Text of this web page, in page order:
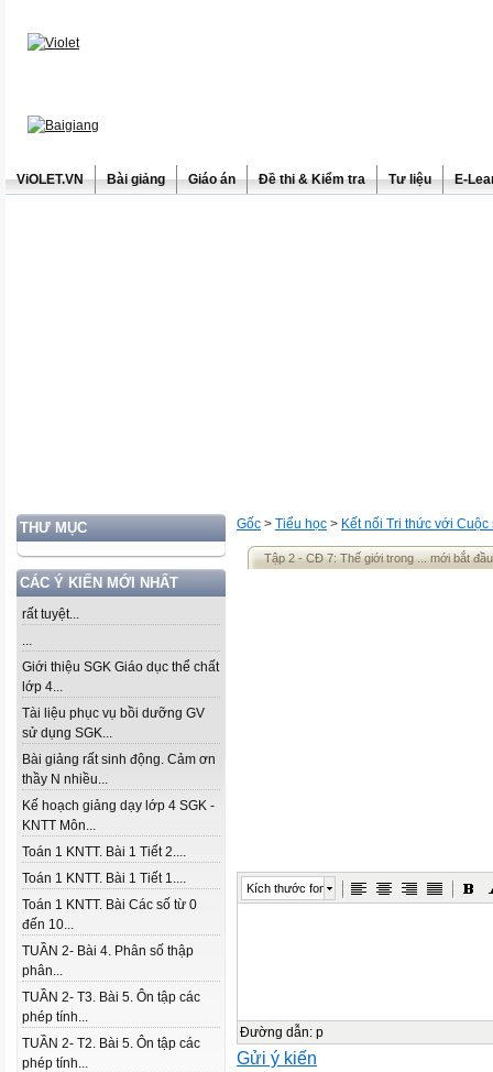
ViOLET.VN Bài giảng Giáo án Đề thi & Kiểm tra Tư liệu E-
THƯ MỤC
CÁC Ý KIẾN MỚI NHẤT
rất tuyệt...
...
Giới thiệu SGK Giáo dục thể chất
lớp 4...
Tài liệu phục vụ bồi dưỡng GV
sử dụng SGK...
Bài giảng rất sinh động. Cảm ơn
thầy N nhiều...
Kế hoạch giảng dạy lớp 4 SGK -
KNTT Môn...
Toán 1 KNTT. Bài 1 Tiết 2....
Toán 1 KNTT. Bài 1 Tiết 1....
Toán 1 KNTT. Bài Các số từ 0
đến 10...
TUẦN 2- Bài 4. Phân số thập
phân...
TUẦN 2- T3. Bài 5. Ôn tập các
phép tính...
TUẦN 2- T2. Bài 5. Ôn tập các
phép tính...
Gốc > Tiểu học > Kết nối Tri thức với Cuộc
Tập 2 - CĐ 7: Thế giới trong ... mới bắt
Kích thước font
Đường dẫn: p
Gửi ý kiến